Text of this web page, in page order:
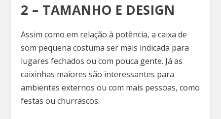
2 – TAMANHO E DESIGN
Assim como em relação à potência, a caixa de
som pequena costuma ser mais indicada para
lugares fechados ou com pouca gente. Já as
caixinhas maiores são interessantes para
ambientes externos ou com mais pessoas, como
festas ou churrascos.